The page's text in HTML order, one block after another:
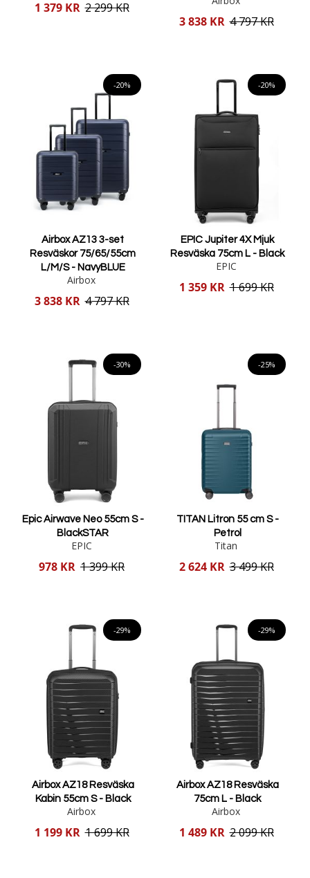
Reducerat
1 379 KR 2 299 KR
Reducerat
3 838 KR 4 797 KR
-20%
Airbox AZ13 3-set
Resväskor 75/65/55cm
L/M/S - NavyBLUE
Airbox
Reducerat
3 838 KR 4 797 KR
-20%
EPIC Jupiter 4X Mjuk
Resväska 75cm L - Black
EPIC
Reducerat
1 359 KR 1 699 KR
-30%
Epic Airwave Neo 55cm S -
BlackSTAR
EPIC
Reducerat
978 KR 1 399 KR
-25%
TITAN Litron 55 cm S -
Petrol
Titan
Reducerat
2 624 KR 3 499 KR
-29%
Airbox AZ18 Resväska
Kabin 55cm S - Black
Airbox
Reducerat
1 199 KR 1 699 KR
-29%
Airbox AZ18 Resväska
75cm L - Black
Airbox
Reducerat
1 489 KR 2 099 KR